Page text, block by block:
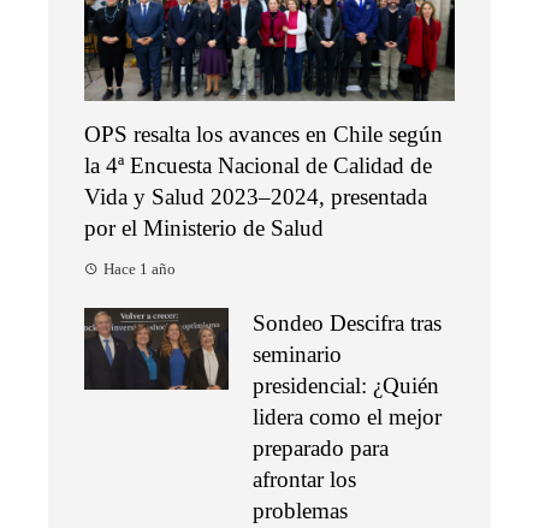
OPS resalta los avances en Chile según
la 4ª Encuesta Nacional de Calidad de
Vida y Salud 2023–2024, presentada
por el Ministerio de Salud
Hace 1 año
Sondeo Descifra tras
seminario
presidencial: ¿Quién
lidera como el mejor
preparado para
afrontar los
problemas